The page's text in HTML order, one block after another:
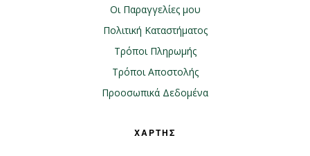
Οι Παραγγελίες μου
Πολιτική Καταστήματος
Τρόποι Πληρωμής
Τρόποι Αποστολής
Προοσωπικά Δεδομένα
ΧΑΡΤΗΣ